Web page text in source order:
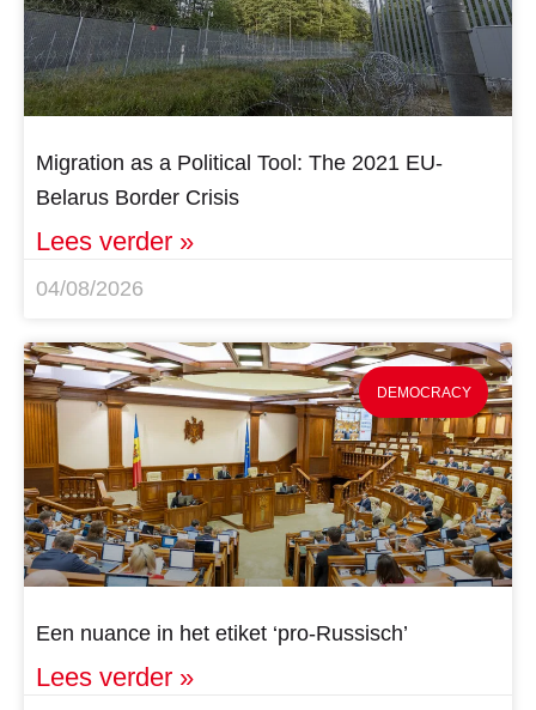
Migration as a Political Tool: The 2021 EU-
Belarus Border Crisis
Lees verder »
04/08/2026
DEMOCRACY
Een nuance in het etiket ‘pro-Russisch’
Lees verder »